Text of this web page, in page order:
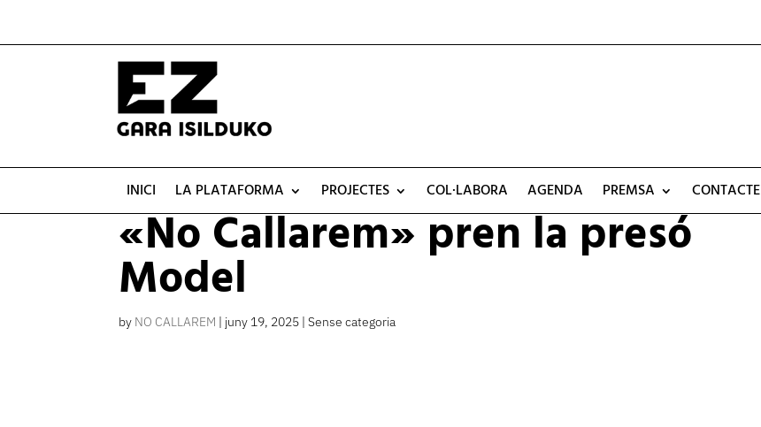
INICI LA PLATAFORMA PROJECTES COL·LABORA AGENDA PREMSA CONTACTE
«No Callarem» pren la presó
Model
by NO CALLAREM | juny 19, 2025 | Sense categoria